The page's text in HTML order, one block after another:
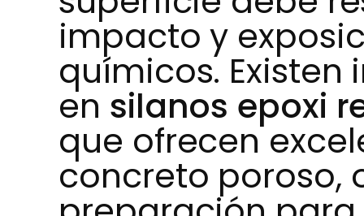
impacto y
químicos.
en silanos epoxi
que ofrecen
concreto poroso,